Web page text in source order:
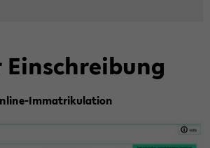
Ein­schrei­bung
​Immatrikulation